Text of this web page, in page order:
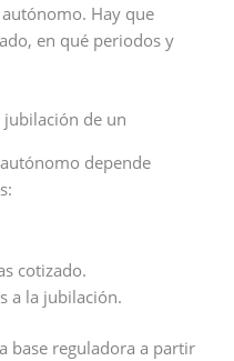
Hay que
en qué periodos y
jubilación de un
depende
cotizado.
a la jubilación.
base reguladora a partir